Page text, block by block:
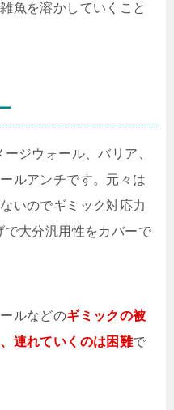
魚を溶かしていくこと
ジウォール、バリア、
ルアンチです。元々は
いのでギミック対応力
大分汎用性をカバーで
ルなどのギミックの被
連れていくのは困難で